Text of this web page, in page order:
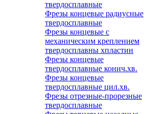
твердосплавные
Фрезы концевые радиусные
твердосплавные
Фрезы концевые с
механическим креплением
твердосплавны хпластин
Фрезы концевые
твердосплавные конич.хв.
Фрезы концевые
твердосплавные цил.хв.
Фрезы отрезные-прорезные
твердосплавные